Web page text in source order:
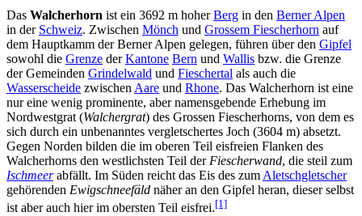
Das Walcherhorn ist ein 3692 m hoherBerg in den Berner Alpen
in der Schweiz. Zwischen Mönch und Grossem Fiescherhorn auf
dem Hauptkamm der Berner Alpen gelegen, führen über den Gipfel
sowohl die Grenze derKantone Bern und Wallis bzw. die Grenze
der Gemeinden Grindelwald und Fieschertal als auch die
Wasserscheide zwischen Aare und Rhone. Das Walcherhorn ist eine
nur eine wenig prominente, aber namensgebende Erhebung im
Nordwestgrat (Walchergrat) des Grossen Fiescherhorns, von dem es
sich durch ein unbenanntes vergletschertes Joch (3604 m) absetzt.
Gegen Norden bilden die im oberen Teil eisfreien Flanken des
Walcherhorns den westlichsten Teil der Fiescherwand, die steil zum
Ischmeerabfällt. Im Süden reicht das Eis des zum Aletschgletscher
gehörenden Ewigschneefäld näher an den Gipfel heran, dieser selbst
ist aber auch hier im obersten Teil eisfrei.[1]